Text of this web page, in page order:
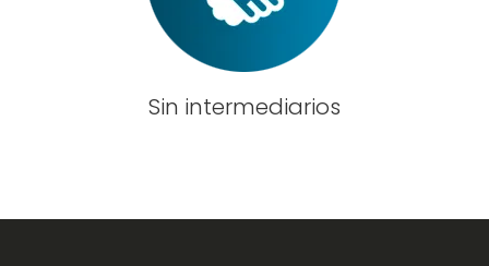
Sin intermediarios